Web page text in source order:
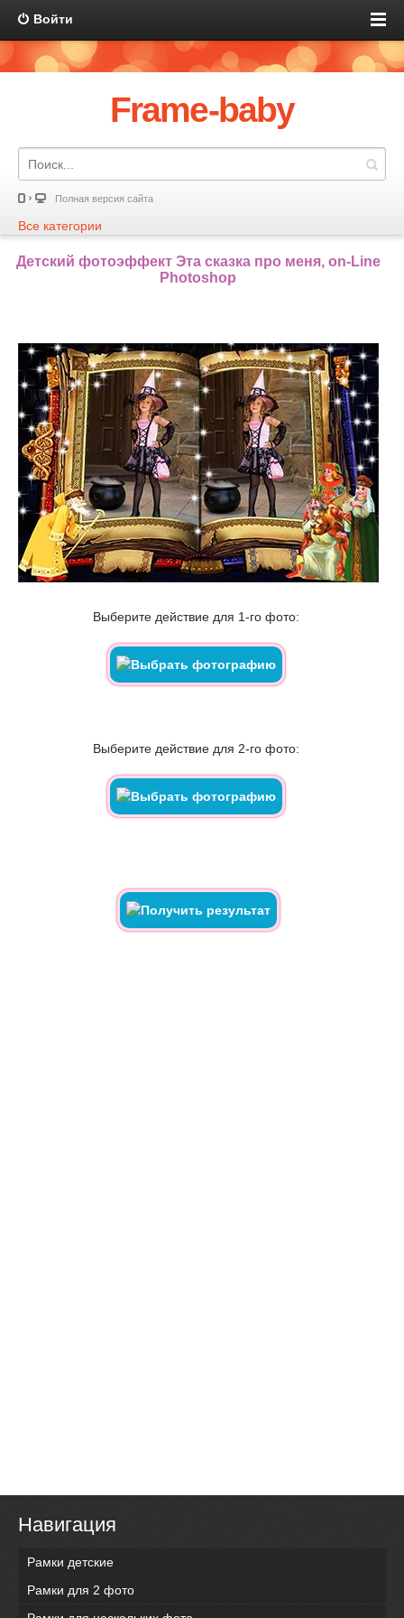
Войти
Frame-baby
Полная версия сайта
Все категории
Детский фотоэффект Эта сказка про меня, on-Line
Photoshop
Выберите действие для 1-го фото:
Выберите действие для 2-го фото:
Навигация
Рамки детские
Рамки для 2 фото